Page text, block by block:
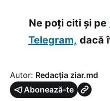
Ne poți citi și pe
Telegram, dacă
Autor: Redacția ziar.md
Abonează-te